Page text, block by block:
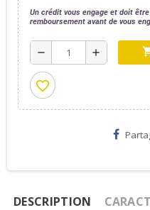
Un crédit vous engage et doit
remboursement avant de vous
remove add
favorite_border
DESCRIPTION